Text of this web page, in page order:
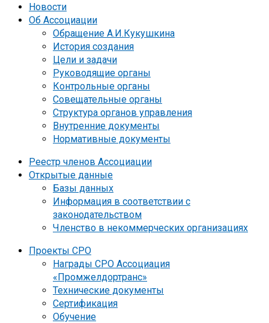
Новости
Об Ассоциации
Обращение А.И.Кукушкина
История создания
Цели и задачи
Руководящие органы
Контрольные органы
Совещательные органы
Структура органов управления
Внутренние документы
Нормативные документы
Реестр членов Ассоциации
Открытые данные
Базы данных
Информация в соответствии с
законодательством
Членство в некоммерческих организациях
Проекты СРО
Награды СРО Ассоциация
«Промжелдортранс»
Технические документы
Сертификация
Обучение